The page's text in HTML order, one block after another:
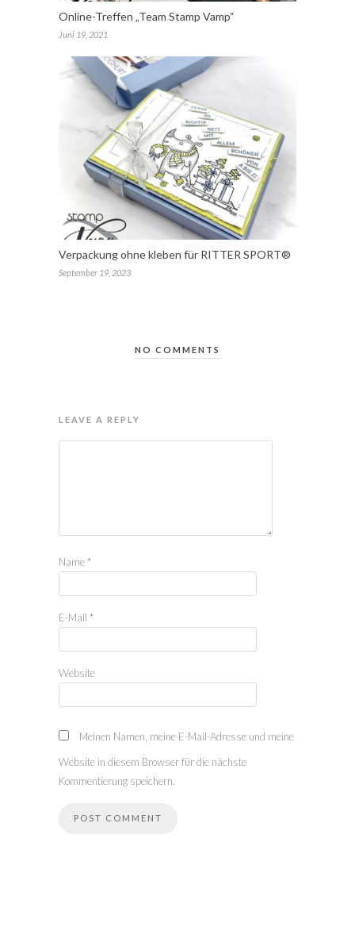
Online-Treffen „Team Stamp Vamp“
Juni 19, 2021
Verpackung ohne kleben für RITTER SPORT®
September 19, 2023
NO COMMENTS
LEAVE A REPLY
Name *
E-Mail *
Website
Meinen Namen, meine E-Mail-Adresse und meine
Website in diesem Browser für die nächste
Kommentierung speichern.